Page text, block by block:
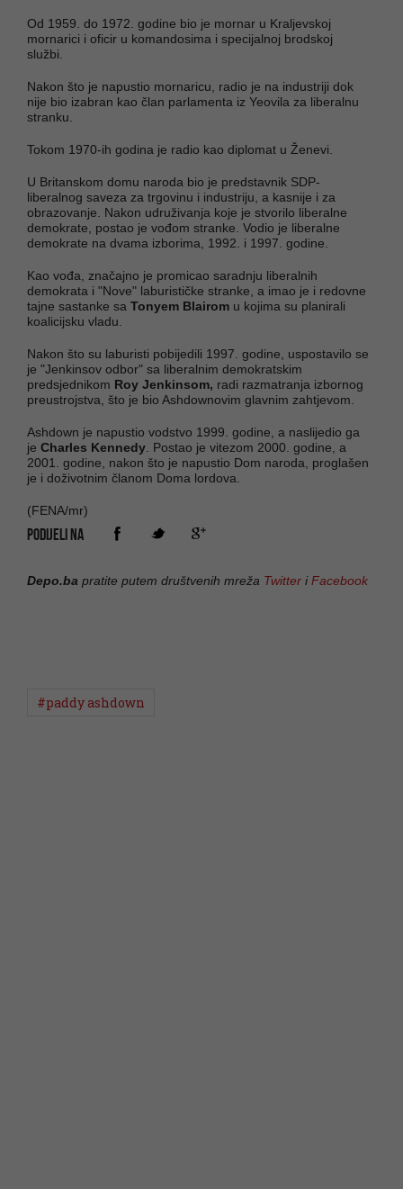
Od 1959. do 1972. godine bio je mornar u Kraljevskoj
mornarici i oficir u komandosima i specijalnoj brodskoj
službi.
Nakon što je napustio mornaricu, radio je na industriji dok
nije bio izabran kao član parlamenta iz Yeovila za liberalnu
stranku.
Tokom 1970-ih godina je radio kao diplomat u Ženevi.
U Britanskom domu naroda bio je predstavnik SDP-
liberalnog saveza za trgovinu i industriju, a kasnije i za
obrazovanje. Nakon udruživanja koje je stvorilo liberalne
demokrate, postao je vođom stranke. Vodio je liberalne
demokrate na dvama izborima, 1992. i 1997. godine.
Kao vođa, značajno je promicao saradnju liberalnih
demokrata i "Nove" laburističke stranke, a imao je i redovne
tajne sastanke sa Tonyem Blairom u kojima su planirali
koalicijsku vladu.
Nakon što su laburisti pobijedili 1997. godine, uspostavilo se
je "Jenkinsov odbor" sa liberalnim demokratskim
predsjednikom Roy Jenkinsom, radi razmatranja izbornog
preustrojstva, što je bio Ashdownovim glavnim zahtjevom.
Ashdown je napustio vodstvo 1999. godine, a naslijedio ga
je Charles Kennedy . Postao je vitezom 2000. godine, a
2001. godine, nakon što je napustio Dom naroda, proglašen
je i doživotnim članom Doma lordova.
(FENA/mr)
PODIJELI NA
Depo.ba pratite putem društvenih mreža Twitter iFacebook
#paddy ashdown